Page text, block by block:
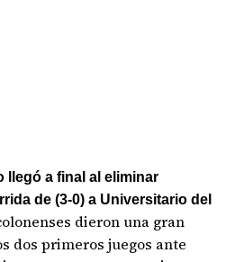
llegó a final al eliminar
de (3-0) a Universitario del
dieron una gran
dos primeros juegos ante